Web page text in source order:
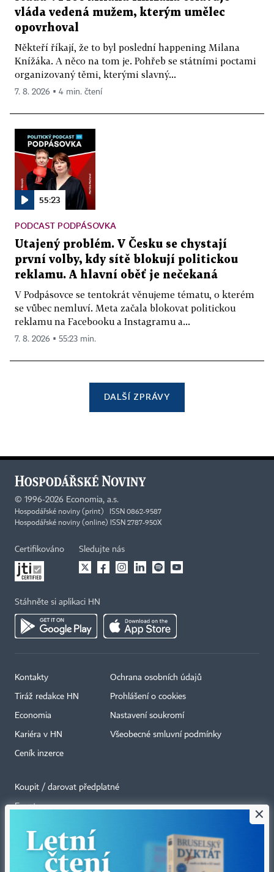
vláda vedená mužem, kterým umělec
opovrhoval
Někteří říkají, že to byl poslední happening Milana
Knížáka. A něco na tom je. Pohřeb se státními poctami
organizovaný těmi, kterými slavný...
7. 8. 2026 ▪ 4 min. čtení
55:23
PODCAST PODPÁSOVKA
Utajený problém. V Česku se chystají
první volby, kdy sítě blokují politickou
reklamu. A hlavní oběť je nečekaná
V Podpásovce se tentokrát věnujeme tématu, o kterém
se vůbec nemluví. Meta začala blokovat politickou
reklamu na Facebooku a Instagramu a...
7. 8. 2026 ▪ 55:23 min.
DALŠÍ ZPRÁVY
© 1996-2026 Economia, a.s.
Hospodářské noviny (print) ISSN 0862-9587
Hospodářské noviny (online) ISSN 2787-950X
Certifikováno Sledujte nás
Stáhněte si aplikaci HN
Kontakty
Tiráž redakce HN
Economia
Kariéra v HN
Ceník inzerce
Ochrana osobních údajů
Prohlášení o cookies
Nastavení soukromí
Všeobecné smluvní podmínky
Koupit / darovat předplatné
Eventy
RSS kanály
×